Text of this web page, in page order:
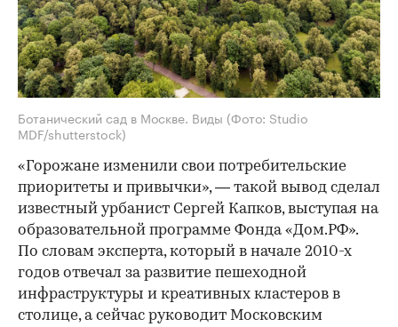
Ботанический сад в Москве. Виды (Фото: Studio
MDF/shutterstock)
«Горожане изменили свои потребительские
приоритеты и привычки», — такой вывод сделал
известный урбанист Сергей Капков, выступая на
образовательной программе Фонда «Дом.РФ».
По словам эксперта, который в начале 2010-х
годов отвечал за развитие пешеходной
инфраструктуры и креативных кластеров в
столице, а сейчас руководит Московским